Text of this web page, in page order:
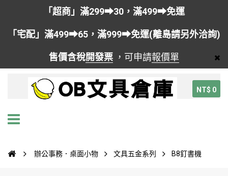
「超商」滿299➡30，滿499➡免運
「宅配」滿499➡65，滿999➡免運(離島請另外洽詢)
售價含稅開發票 ，可申請報價單
NT$ 0
辦公事務．桌面小物 文具五金系列 B8釘書機